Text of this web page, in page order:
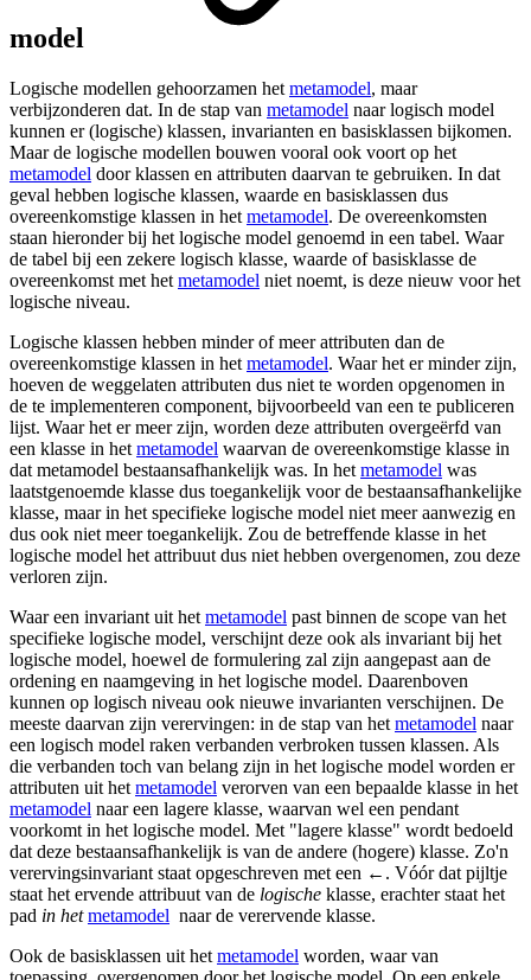
model
Logische modellen gehoorzamen het metamodel, maar
verbijzonderen dat. In de stap van metamodel naar logisch model
kunnen er (logische) klassen, invarianten en basisklassen bijkomen.
Maar de logische modellen bouwen vooral ook voort op het
metamodel door klassen en attributen daarvan te gebruiken. In dat
geval hebben logische klassen, waarde en basisklassen dus
overeenkomstige klassen in het metamodel. De overeenkomsten
staan hieronder bij het logische model genoemd in een tabel. Waar
de tabel bij een zekere logisch klasse, waarde of basisklasse de
overeenkomst met het metamodel niet noemt, is deze nieuw voor het
logische niveau.
Logische klassen hebben minder of meer attributen dan de
overeenkomstige klassen in het metamodel. Waar het er minder zijn,
hoeven de weggelaten attributen dus niet te worden opgenomen in
de te implementeren component, bijvoorbeeld van een te publiceren
lijst. Waar het er meer zijn, worden deze attributen overgeërfd van
een klasse in het metamodel waarvan de overeenkomstige klasse in
dat metamodel bestaansafhankelijk was. In het metamodel was
laatstgenoemde klasse dus toegankelijk voor de bestaansafhankelijke
klasse, maar in het specifieke logische model niet meer aanwezig en
dus ook niet meer toegankelijk. Zou de betreffende klasse in het
logische model het attribuut dus niet hebben overgenomen, zou deze
verloren zijn.
Waar een invariant uit het metamodel past binnen de scope van het
specifieke logische model, verschijnt deze ook als invariant bij het
logische model, hoewel de formulering zal zijn aangepast aan de
ordening en naamgeving in het logische model. Daarenboven
kunnen op logisch niveau ook nieuwe invarianten verschijnen. De
meeste daarvan zijn verervingen: in de stap van het metamodel naar
een logisch model raken verbanden verbroken tussen klassen. Als
die verbanden toch van belang zijn in het logische model worden er
attributen uit het metamodel verorven van een bepaalde klasse in het
metamodel naar een lagere klasse, waarvan wel een pendant
voorkomt in het logische model. Met "lagere klasse" wordt bedoeld
dat deze bestaansafhankelijk is van de andere (hogere) klasse. Zo'n
verervingsinvariant staat opgeschreven met een ←. Vóór dat pijltje
staat het ervende attribuut van de logische klasse, erachter staat het
pad in hetmetamodel naar de verervende klasse.
Ook de basisklassen uit het metamodel worden, waar van